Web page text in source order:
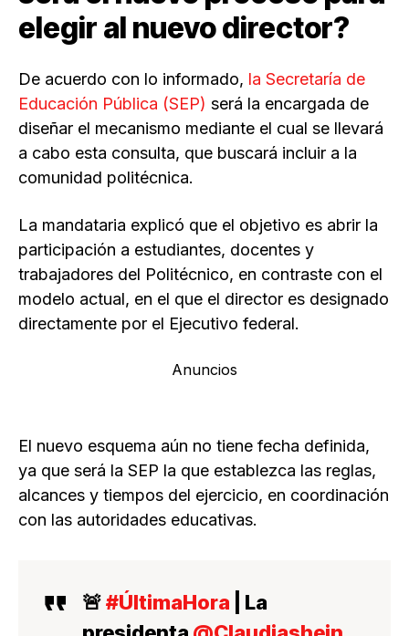
elegir al nuevo director?
De acuerdo con lo informado, la Secretaría de
Educación Pública (SEP) será la encargada de
diseñar el mecanismo mediante el cual se llevará
a cabo esta consulta, que buscará incluir a la
comunidad politécnica.
La mandataria explicó que el objetivo es abrir la
participación a estudiantes, docentes y
trabajadores del Politécnico, en contraste con el
modelo actual, en el que el director es designado
directamente por el Ejecutivo federal.
Anuncios
El nuevo esquema aún no tiene fecha definida,
ya que será la SEP la que establezca las reglas,
alcances y tiempos del ejercicio, en coordinación
con las autoridades educativas.
🚨#ÚltimaHora | La